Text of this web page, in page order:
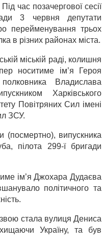
час позачергової сесії
3 червня депутати
перейменування трьох
в різних районах міста.
міській раді, колишня
носитиме ім’я Героя
Владислава
Харківського
Повітряних Сил імені
ЗСУ.
(посмертно), випускника
пілота 299-ї бригади
ім’я Джохара Дудаєва
політичного та
стала вулиця Дениса
Україну, та був